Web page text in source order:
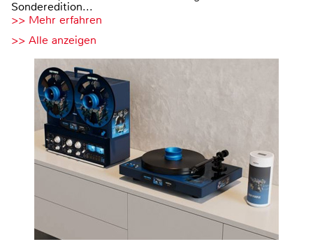
Sonderedition...
>> Mehr erfahren
>> Alle anzeigen